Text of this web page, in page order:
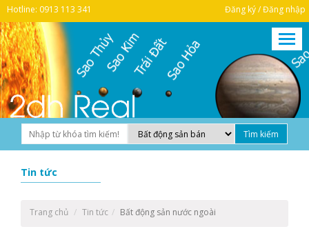
Hotline: 0913 113 341 Đăng ký / Đăng nhập
Tin tức
Trang chủ Tin tức Bất động sản nước ngoài